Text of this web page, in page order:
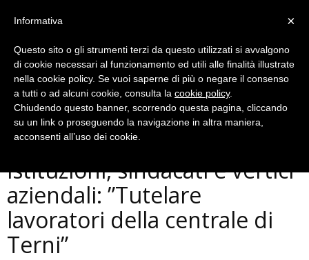
Economia
Crisi E.On, incontro tra
istituzioni, sindacati e vertici
aziendali: ”Tutelare
lavoratori della centrale di
Terni”
×
Informativa
Questo sito o gli strumenti terzi da questo utilizzati si avvalgono
di cookie necessari al funzionamento ed utili alle finalità illustrate
nella cookie policy. Se vuoi saperne di più o negare il consenso
a tutti o ad alcuni cookie, consulta la cookie policy.
Chiudendo questo banner, scorrendo questa pagina, cliccando
su un link o proseguendo la navigazione in altra maniera,
acconsenti all’uso dei cookie.